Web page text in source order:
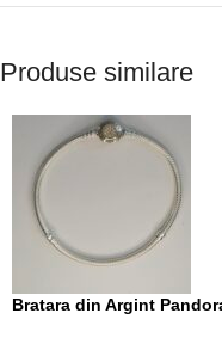
Produse similare
Bratara din Argint